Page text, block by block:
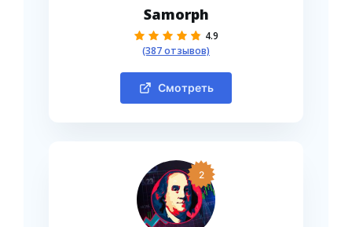
Samorph
4.9
(387 отзывов)
Смотреть
2